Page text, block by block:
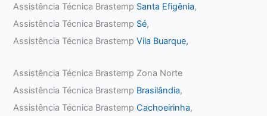
Assistência Técnica Brastemp Santa Efigênia,
Assistência Técnica Brastemp Sé,
Assistência Técnica BrastempVila Buarque,
Assistência Técnica Brastemp Zona Norte
Assistência Técnica Brastemp Brasilândia,
Assistência Técnica BrastempCachoeirinha,